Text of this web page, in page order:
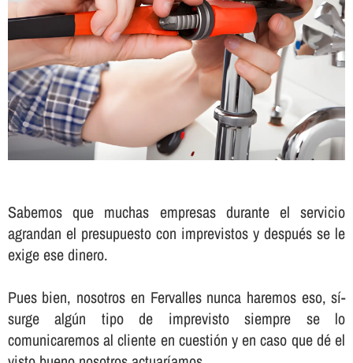
Sabemos que muchas empresas durante el servicio
agrandan el presupuesto con imprevistos y después se le
exige ese dinero.
Pues bien, nosotros en Fervalles nunca haremos eso, sí­
surge algún tipo de imprevisto siempre se lo
comunicaremos al cliente en cuestión y en caso que dé el